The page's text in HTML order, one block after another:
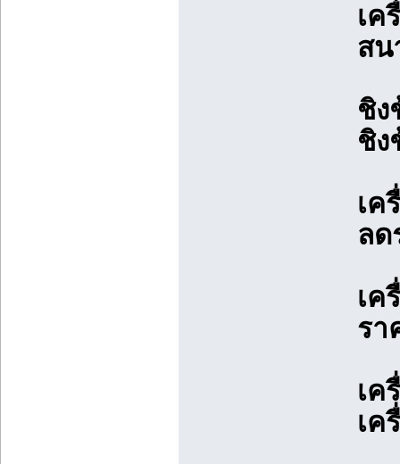
เค
สน
ชิง
ชิง
เค
ลด
เค
รา
เค
เค